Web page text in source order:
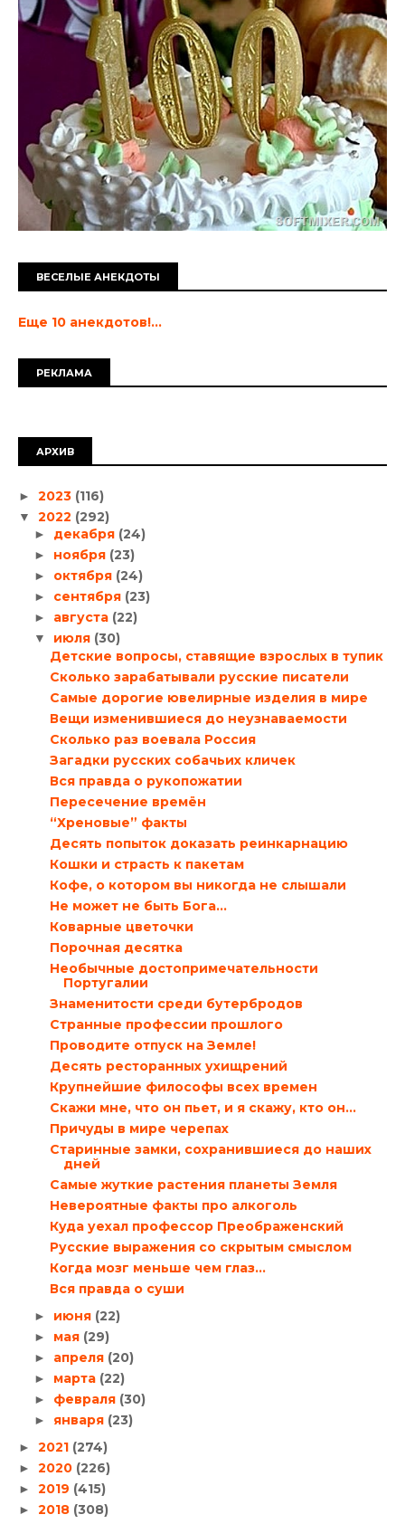
ВЕСЕЛЫЕ АНЕКДОТЫ
Еще 10 анекдотов!...
РЕКЛАМА
АРХИВ
► 2023 (116)
▼ 2022 (292)
► декабря (24)
► ноября (23)
► октября (24)
► сентября (23)
► августа (22)
▼ июля (30)
Детские вопросы, ставящие взрослых в тупик
Сколько зарабатывали русские писатели
Самые дорогие ювелирные изделия в мире
Вещи изменившиеся до неузнаваемости
Сколько раз воевала Россия
Загадки русских собачьих кличек
Вся правда о рукопожатии
Пересечение времён
“Хреновые” факты
Десять попыток доказать реинкарнацию
Кошки и страсть к пакетам
Кофе, о котором вы никогда не слышали
Не может не быть Бога…
Коварные цветочки
Порочная десятка
Необычные достопримечательности
Португалии
Знаменитости среди бутербродов
Странные профессии прошлого
Проводите отпуск на Земле!
Десять ресторанных ухищрений
Крупнейшие философы всех времен
Скажи мне, что он пьет, и я скажу, кто он…
Причуды в мире черепах
Старинные замки, сохранившиеся до наших
дней
Самые жуткие растения планеты Земля
Невероятные факты про алкоголь
Куда уехал профессор Преображенский
Русские выражения со скрытым смыслом
Когда мозг меньше чем глаз…
Вся правда о суши
► июня (22)
► мая (29)
► апреля (20)
► марта (22)
► февраля (30)
► января (23)
► 2021 (274)
► 2020 (226)
► 2019 (415)
► 2018 (308)